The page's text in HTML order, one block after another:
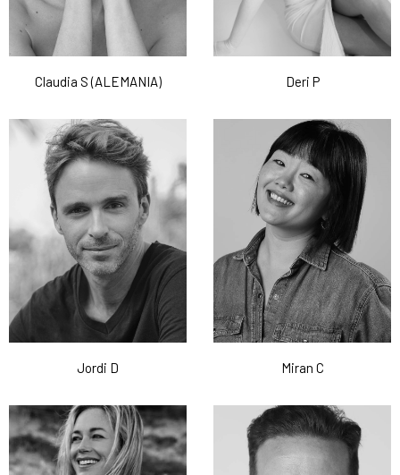
Claudia S (ALEMANIA) Deri P
Jordi D Miran C